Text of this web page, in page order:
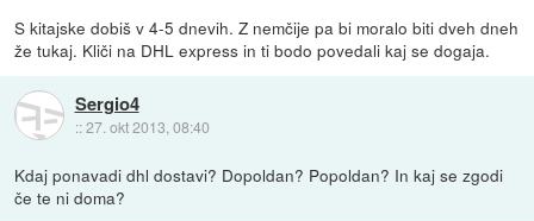
S kitajske dobiš v 4-5 dnevih. Z nemčije pa bi moralo biti dveh dneh
že tukaj. Kliči na DHL express in ti bodo povedali kaj se dogaja.
Sergio4
::27. okt 2013, 08:40
Kdaj ponavadi dhl dostavi? Dopoldan? Popoldan? In kaj se zgodi
če te ni doma?